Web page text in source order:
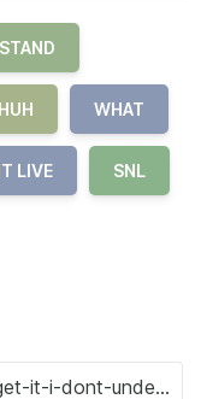
HUH WHAT
LIVE SNL